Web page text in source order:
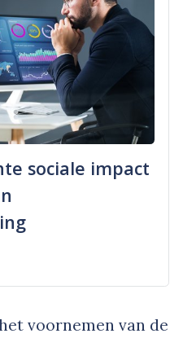
sociale impact
voornemen van de